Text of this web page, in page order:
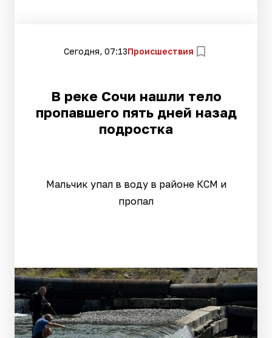
Сегодня, 07:13Происшествия
В реке Сочи нашли тело
пропавшего пять дней назад
подростка
Мальчик упал в воду в районе КСМ и
пропал